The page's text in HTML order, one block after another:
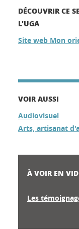
DÉCOUVRIR CE
L'UGA
Site web Mon
VOIR AUSSI
Audiovisuel
Arts, artisanat
À VOIR EN
Les